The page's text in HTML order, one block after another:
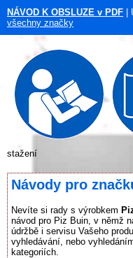
NÁVOD K OBSLUZE v PDF |
všechny značky
stažení
Návody pro
Nevíte si rady s výrobkem
návod pro Piz Buin, v němž
údržbě i servisu Vašeho
vyhledávání, nebo
kategoriích.